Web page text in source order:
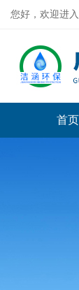
您好，欢迎进
首页